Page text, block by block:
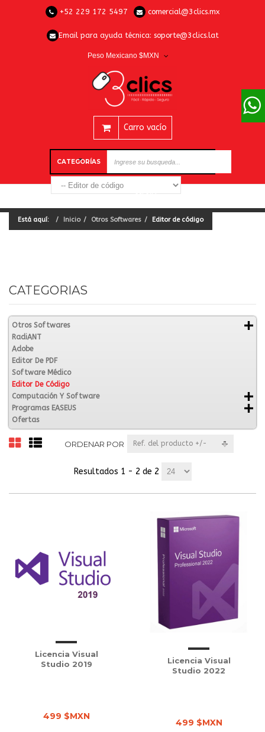
+52 229 172 5497 comercial@3clics.mx
Email para ayuda técnica: soporte@3clics.lat
Peso Mexicano $MXN
Carro vacío
CATEGORÍAS
Está aquí: Inicio Otros Softwares Editor de código
CATEGORIAS
Otros Softwares
RadiANT
Adobe
Editor De PDF
Software Médico
Editor De Código
Computación Y Software
Programas EASEUS
Ofertas
ORDENAR POR Ref. del producto +/-
Resultados 1 - 2 de 2
Licencia Visual
Studio 2019
499 $MXN
Licencia Visual
Studio 2022
499 $MXN